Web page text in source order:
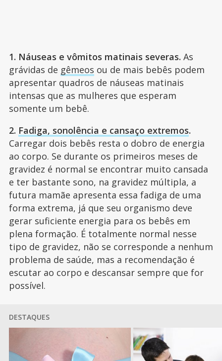
1. Náuseas e vômitos matinais severas. As
grávidas de gêmeos ou de mais bebês podem
apresentar quadros de náuseas matinais
intensas que as mulheres que esperam
somente um bebê.
2. Fadiga, sonolência e cansaço extremos.
Carregar dois bebês resta o dobro de energia
ao corpo. Se durante os primeiros meses de
gravidez é normal se encontrar muito cansada
e ter bastante sono, na gravidez múltipla, a
futura mamãe apresenta essa fadiga de uma
forma extrema, já que seu organismo deve
gerar suficiente energia para os bebês em
plena formação. É totalmente normal nesse
tipo de gravidez, não se corresponde a nenhum
problema de saúde, mas a recomendação é
escutar ao corpo e descansar sempre que for
possível.
DESTAQUES